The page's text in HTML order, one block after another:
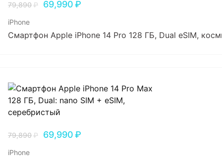
79,890₽ 69,990₽
iPhone
Смартфон Apple iPhone 14 Pro 128 ГБ, Dual еSIM,
79,890₽ 69,990₽
iPhone